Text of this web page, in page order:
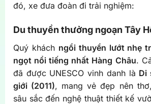
đó, xe đưa đoàn đi trải nghiệm:
Du thuyền thưởng ngoạn Tây
Quý khách ngồi thuyền lướt nhẹ
ngọt nổi tiếng nhất Hàng Châu.
đã được UNESCO vinh danh là Di
giới (2011), mang vẻ đẹp nên
sâu sắc đến nghệ thuật thiết kế